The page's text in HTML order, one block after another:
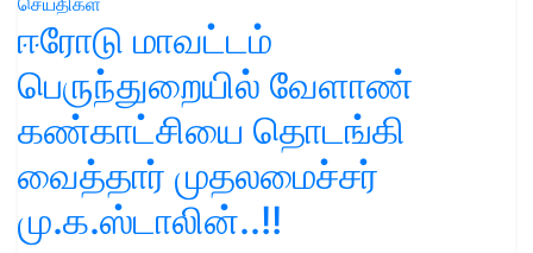
ஈரோடு மாவட்டம்
பெருந்துறையில் வேளாண்
கண்காட்சியை தொடங்கி
வைத்தார் முதலமைச்சர்
மு.க.ஸ்டாலின்..!!